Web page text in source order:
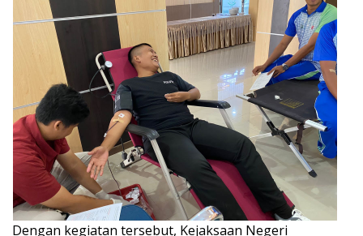
Dengan kegiatan tersebut, Kejaksaan Negeri